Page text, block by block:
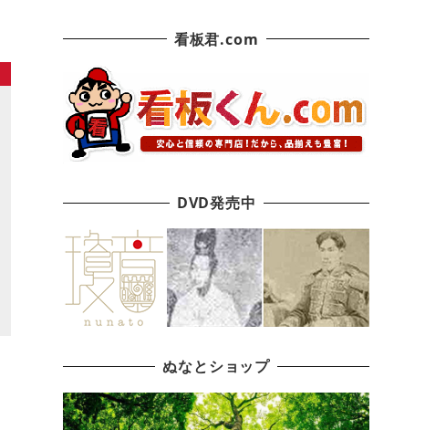
看板君.com
DVD発売中
ぬなとショップ